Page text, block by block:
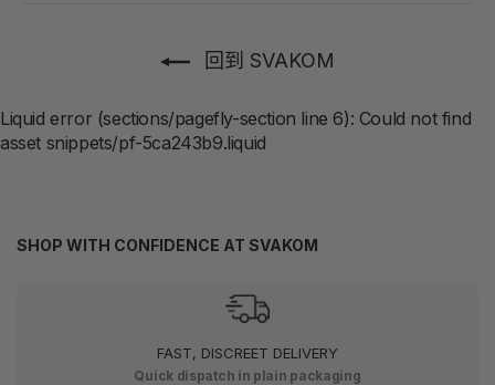
回到 SVAKOM
Liquid error (sections/pagefly-section line 6): Could not find
asset snippets/pf-5ca243b9.liquid
SHOP WITH CONFIDENCE AT SVAKOM
FAST, DISCREET DELIVERY
Quick dispatch in plain packaging